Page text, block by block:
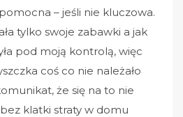
– jeśli nie kluczowa.
tylko swoje zabawki a jak
pod moją kontrolą, więc
coś co nie należało
że się na to nie
klatki straty w domu